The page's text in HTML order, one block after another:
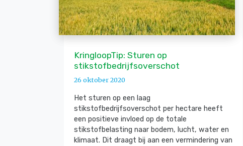
KringloopTip: Sturen op
stikstofbedrijfsoverschot
26 oktober 2020
Het sturen op een laag
stikstofbedrijfsoverschot per hectare heeft
een positieve invloed op de totale
stikstofbelasting naar bodem, lucht, water en
klimaat. Dit draagt bij aan een vermindering van